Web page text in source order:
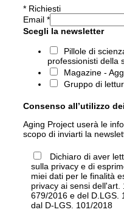
* Richiesti
Email *
Scegli la newsletter
Pillole di
professionisti della
Magazine -
Gruppo di
Consenso all’utilizzo
Aging Project userà le
scopo di inviarti la
Dichiaro di aver
sulla privacy e di
miei dati per le finalità
privacy ai sensi
679/2016 e del D.LGS.
dal D-LGS. 101/2018